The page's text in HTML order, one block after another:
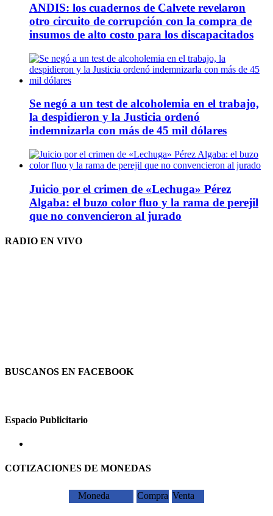
ANDIS: los cuadernos de Calvete revelaron
otro circuito de corrupción con la compra de
insumos de alto costo para los discapacitados
Se negó a un test de alcoholemia en el trabajo,
la despidieron y la Justicia ordenó
indemnizarla con más de 45 mil dólares
Juicio por el crimen de «Lechuga» Pérez
Algaba: el buzo color fluo y la rama de perejil
que no convencieron al jurado
RADIO EN VIVO
BUSCANOS EN FACEBOOK
Espacio Publicitario
COTIZACIONES DE MONEDAS
Moneda Compra Venta